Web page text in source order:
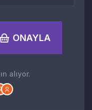
ONAYLA
alıyor.